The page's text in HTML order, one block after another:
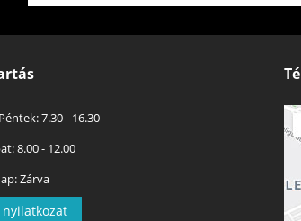
7.30 - 16.30
8.00 - 12.00
Zárva
nyilatkozat